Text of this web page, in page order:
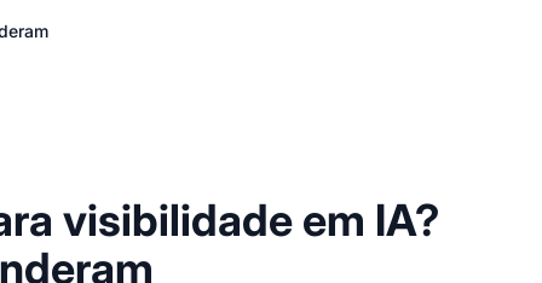
visibilidade em IA?